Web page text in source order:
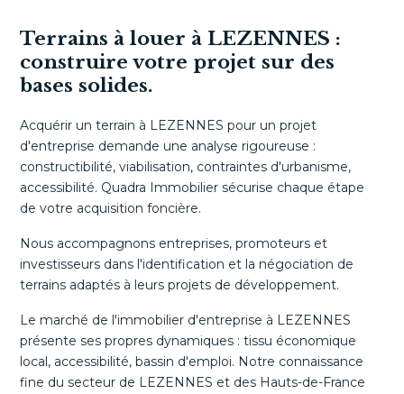
Terrains à louer à LEZENNES :
construire votre projet sur des
bases solides.
Acquérir un terrain à LEZENNES pour un projet
d'entreprise demande une analyse rigoureuse :
constructibilité, viabilisation, contraintes d'urbanisme,
accessibilité. Quadra Immobilier sécurise chaque étape
de votre acquisition foncière.
Nous accompagnons entreprises, promoteurs et
investisseurs dans l'identification et la négociation de
terrains adaptés à leurs projets de développement.
Le marché de l'immobilier d'entreprise à LEZENNES
présente ses propres dynamiques : tissu économique
local, accessibilité, bassin d'emploi. Notre connaissance
fine du secteur de LEZENNES et des Hauts-de-France